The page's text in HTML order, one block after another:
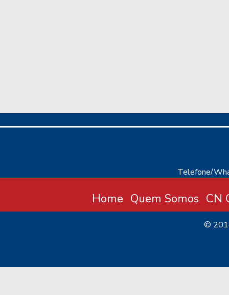
Telefone/
Home Quem Somos CN
©